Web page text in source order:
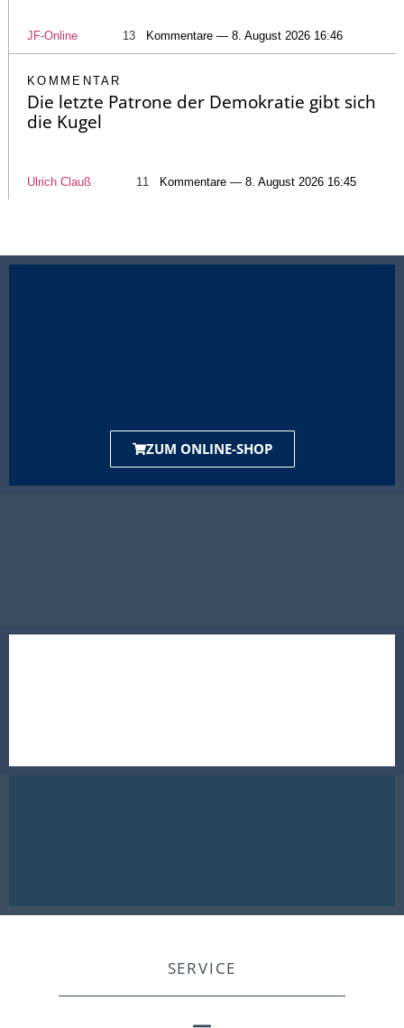
JF-Online 13 Kommentare — 8. August 2026 16:46
KOMMENTAR
Die letzte Patrone der Demokratie gibt sich
die Kugel
Ulrich Clauß 11 Kommentare — 8. August 2026 16:45
ZUM ONLINE-SHOP
SERVICE